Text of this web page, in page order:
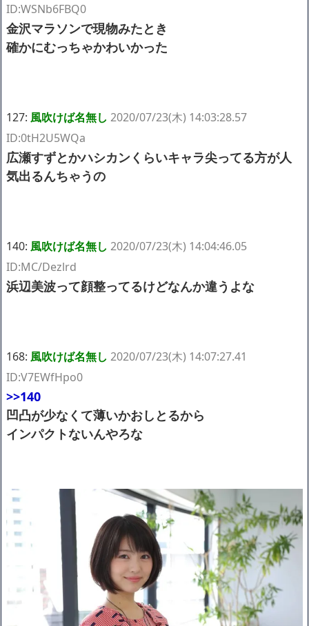
ID:WSNb6FBQ0
金沢マラソンで現物みたとき
確かにむっちゃかわいかった
127: 風吹けば名無し 2020/07/23(木) 14:03:28.57
ID:0tH2U5WQa
広瀬すずとかハシカンくらいキャラ尖ってる方が人
気出るんちゃうの
140: 風吹けば名無し 2020/07/23(木) 14:04:46.05
ID:MC/Dezlrd
浜辺美波って顔整ってるけどなんか違うよな
168: 風吹けば名無し 2020/07/23(木) 14:07:27.41
ID:V7EWfHpo0
>>140
凹凸が少なくて薄いかおしとるから
インパクトないんやろな